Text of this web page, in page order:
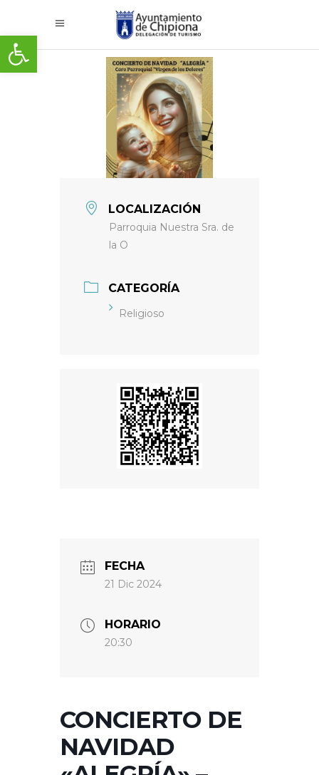
Abrir barra de herramientas
LOCALIZACIÓN
Parroquia Nuestra Sra. de
la O
CATEGORÍA
Religioso
FECHA
21 Dic 2024
HORARIO
20:30
CONCIERTO DE
NAVIDAD